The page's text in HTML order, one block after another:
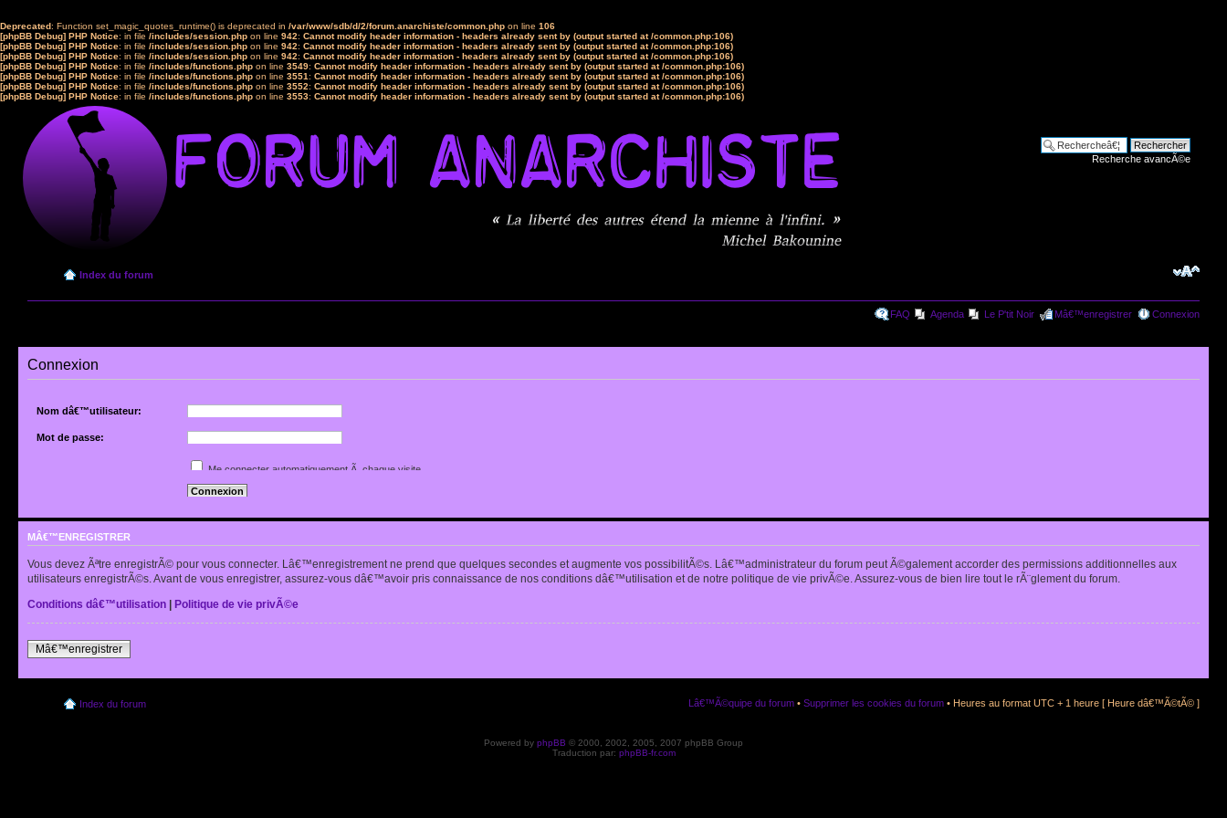
Deprecated: Function set_magic_quotes_runtime() is deprecated in /var/www/sdb/d/2/forum.anarchiste/common.php on line 106
[phpBB Debug] PHP Notice: in file /includes/session.php on line 942: Cannot modify header information - headers already sent by (output started at /common.php:106)
[phpBB Debug] PHP Notice: in file /includes/session.php on line 942: Cannot modify header information - headers already sent by (output started at /common.php:106)
[phpBB Debug] PHP Notice: in file /includes/session.php on line 942: Cannot modify header information - headers already sent by (output started at /common.php:106)
[phpBB Debug] PHP Notice: in file /includes/functions.php on line 3549: Cannot modify header information - headers already sent by (output started at /common.php:106)
[phpBB Debug] PHP Notice: in file /includes/functions.php on line 3551: Cannot modify header information - headers already sent by (output started at /common.php:106)
[phpBB Debug] PHP Notice: in file /includes/functions.php on line 3552: Cannot modify header information - headers already sent by (output started at /common.php:106)
[phpBB Debug] PHP Notice: in file /includes/functions.php on line 3553: Cannot modify header information - headers already sent by (output started at /common.php:106)
Recherche avancÃ©e
Index du forum
FAQ Agenda Le P'tit Noir Mâ€™enregistrer Connexion
Connexion
Nom dâ€™utilisateur:
Mot de passe:
Renvoyer lâ€™e-mail de confirmation
Me connecter automatiquement Ã chaque visite
Cacher mon statut en ligne pour cette session
MÂ€™ENREGISTRER
Vous devez Ãªtre enregistrÃ© pour vous connecter. Lâ€™enregistrement ne prend que quelques secondes et augmente vos possibilitÃ©s. Lâ€™administrateur du forum peut Ã©galement accorder des permissions additionnelles aux
utilisateurs enregistrÃ©s. Avant de vous enregistrer, assurez-vous dâ€™avoir pris connaissance de nos conditions dâ€™utilisation et de notre politique de vie privÃ©e. Assurez-vous de bien lire tout le rÃ¨glement du forum.
Conditions dâ€™utilisation
Politique de vie privÃ©e
Mâ€™enregistrer
Index du forum Lâ€™Ã©quipe du forum • Supprimer les cookies du forum • Heures au format UTC + 1 heure [ Heure dâ€™Ã©tÃ© ]
Powered by phpBB © 2000, 2002, 2005, 2007 phpBB Group
Traduction par: phpBB-fr.com